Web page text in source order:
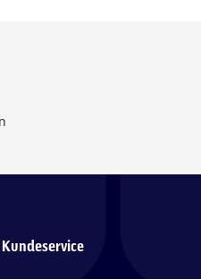
Kundeservice